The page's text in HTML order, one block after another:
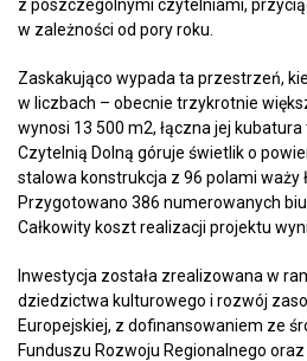
z poszczególnymi czytelniami,
w zależności od pory roku.
Zaskakująco wypada ta przestrzeń,
w liczbach – obecnie trzykrotnie
wynosi 13 500 m2, łączna jej
Czytelnią Dolną góruje świetlik o
stalowa konstrukcja z 96 polami waży
Przygotowano 386 numerowanych
Całkowity koszt realizacji projektu
Inwestycja została zrealizowana w
dziedzictwa kulturowego i rozwój
Europejskiej, z dofinansowaniem ze
Funduszu Rozwoju Regionalnego